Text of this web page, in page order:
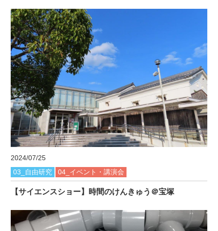
2024/07/25
03_自由研究
04_イベント・講演会
【サイエンスショー】時間のけんきゅう＠宝塚